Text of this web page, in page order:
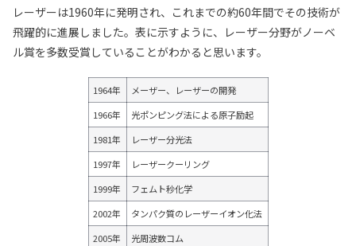
レーザーは1960年に発明され、これまでの約60年間でその技術が
飛躍的に進展しました。表に示すように、レーザー分野がノーベ
ル賞を多数受賞していることがわかると思います。
1964年
メーザー、レーザーの開発
1966年
光ポンピング法による原子励起
1981年
レーザー分光法
1997年
レーザークーリング
1999年
フェムト秒化学
2002年
タンパク質のレーザーイオン化法
2005年
光周波数コム